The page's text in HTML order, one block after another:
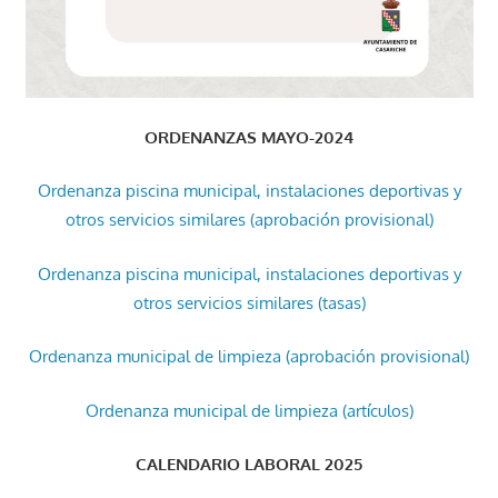
ORDENANZAS MAYO-2024
Ordenanza piscina municipal, instalaciones deportivas y
otros servicios similares (aprobación provisional)
Ordenanza piscina municipal, instalaciones deportivas y
otros servicios similares (tasas)
Ordenanza municipal de limpieza (aprobación provisional)
Ordenanza municipal de limpieza (artículos)
CALENDARIO LABORAL 2025